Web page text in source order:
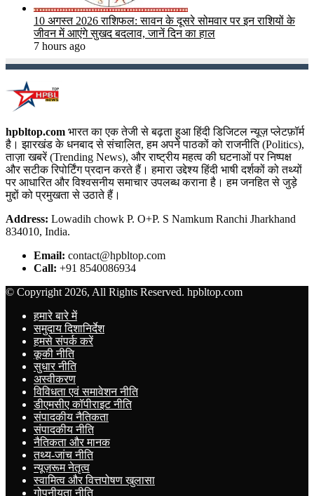
10 अगस्त 2026 राशिफल: सावन के दूसरे सोमवार पर इन राशियों के
जीवन में आएंगे सुखद बदलाव, जानें दिन का हाल
7 hours ago
hpbltop.com भारत का एक तेजी से बढ़ता हुआ हिंदी डिजिटल न्यूज़ प्लेटफ़ॉर्म
है। झारखंड के धनबाद से संचालित, हम अपने पाठकों को राजनीति (Politics),
ताज़ा खबरें (Trending News), और राष्ट्रीय महत्व की घटनाओं पर निष्पक्ष
और सटीक रिपोर्टिंग प्रदान करते हैं। हमारा उद्देश्य हिंदी भाषी दर्शकों को तथ्यों
पर आधारित और विश्वसनीय समाचार उपलब्ध कराना है। हम जनहित से जुड़े
मुद्दों को प्रमुखता से उठाते हैं।
Address: Lowadih chowk P. O+P. S Namkum Ranchi Jharkhand
834010, India.
Email: contact@hpbltop.com
Call: +91 8540086934
© Copyright 2026, All Rights Reserved. hpbltop.com
हमारे बारे में
समुदाय दिशानिर्देश
हमसे संपर्क करें
कूकी नीति
सुधार नीति
अस्वीकरण
विविधता एवं समावेशन नीति
डीएमसीए कॉपीराइट नीति
संपादकीय नैतिकता
संपादकीय नीति
नैतिकता और मानक
तथ्य-जांच नीति
न्यूज़रूम नेतृत्व
स्वामित्व और वित्तपोषण खुलासा
गोपनीयता नीति